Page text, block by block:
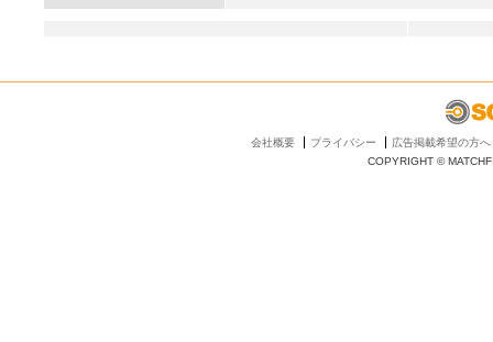
会社概要 プライバシー
広告掲載希望の方へ
COPYRIGHT ©